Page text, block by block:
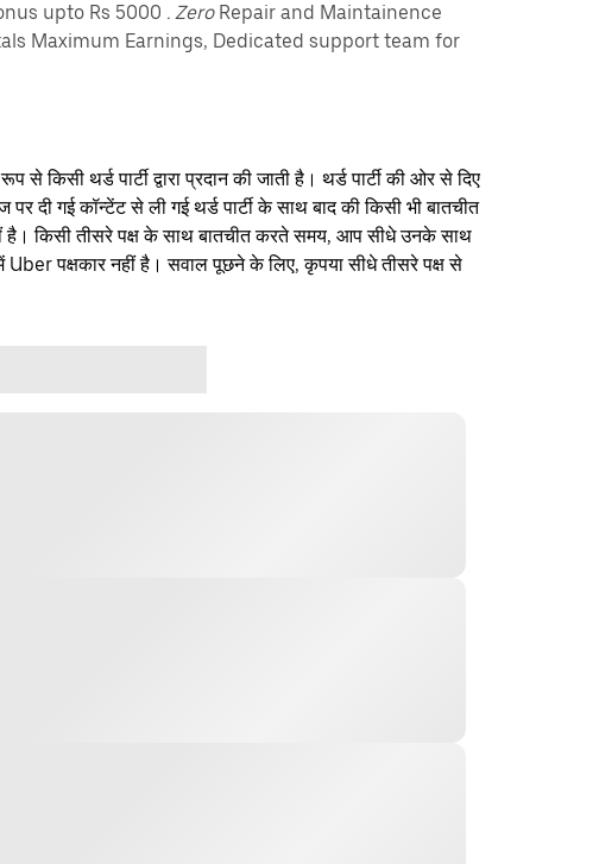
upto Rs 5000 . ZeroRepair and Maintainence
Maximum Earnings, Dedicated support team for
से किसी थर्ड पार्टी द्वारा प्रदान की जाती है। थर्ड पार्टी की ओर से दिए
दी गई कॉन्टेंट से ली गई थर्ड पार्टी के साथ बाद की किसी भी बातचीत
है। किसी तीसरे पक्ष के साथ बातचीत करते समय, आप सीधे उनके साथ
पक्षकार नहीं है। सवाल पूछने के लिए, कृपया सीधे तीसरे पक्ष से